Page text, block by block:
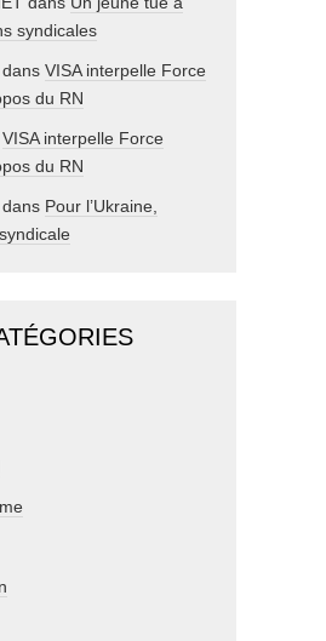
syndicales
dans VISA interpelle Force
du RN
VISA interpelle Force
du RN
dans Pour l’Ukraine,